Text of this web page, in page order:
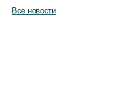
Все новости